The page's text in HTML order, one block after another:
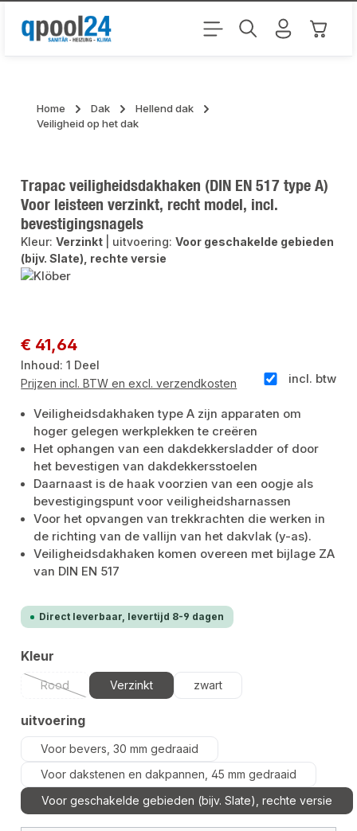
Ga naar de hoofdinhoud
Home Dak
Hellend dak
Veiligheid op het dak
Trapac veiligheidsdakhaken (DIN EN 517 type A)
Voor leisteen verzinkt, recht model, incl.
bevestigingsnagels
Kleur:Verzinkt uitvoering:Voor geschakelde gebieden
(bijv. Slate), rechte versie
Normale prijs:
€ 41,64
Inhoud:1 Deel
incl. btw
Prijzen incl. BTW en excl. verzendkosten
Veiligheidsdakhaken type A zijn apparaten om
hoger gelegen werkplekken te creëren
Het ophangen van een dakdekkersladder of door
het bevestigen van dakdekkersstoelen
Daarnaast is de haak voorzien van een oogje als
bevestigingspunt voor veiligheidsharnassen
Voor het opvangen van trekkrachten die werken in
de richting van de vallijn van het dakvlak (y-as).
Veiligheidsdakhaken komen overeen met bijlage ZA
van DIN EN 517
Direct leverbaar, levertijd 8-9 dagen
Selecteer
Kleur
Rood
(Deze optie is momenteel niet beschikbaar.)
Verzinkt zwart
Selecteer
uitvoering
Voor bevers, 30 mm gedraaid
Voor dakstenen en dakpannen, 45 mm gedraaid
Voor geschakelde gebieden (bijv. Slate), rechte versie